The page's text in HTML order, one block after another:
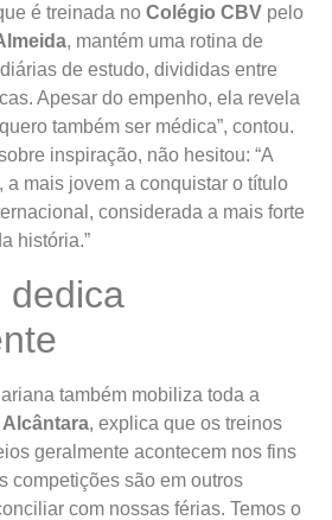
é treinada no Colégio CBV pelo
, mantém uma rotina de
de estudo, divididas entre
Apesar do empenho, ela revela
também ser médica”, contou.
inspiração, não hesitou: “A
a mais jovem a conquistar o título
considerada a mais forte
história.”
dedica
também mobiliza toda a
Alcântara, explica que os treinos
geralmente acontecem nos fins
competições são em outros
com nossas férias. Temos o